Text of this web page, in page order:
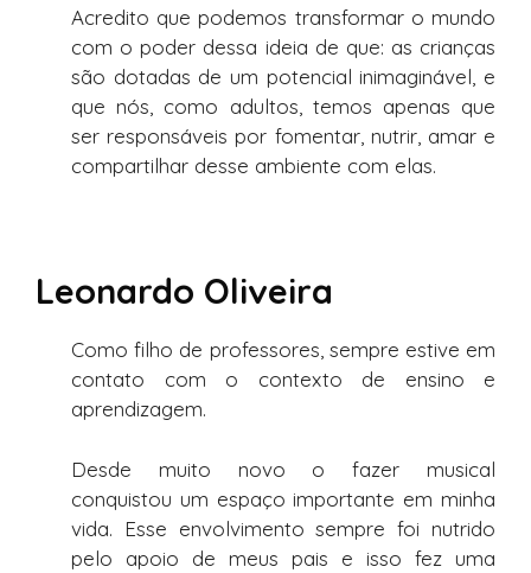
Acredito que podemos transformar o mundo
com o poder dessa ideia de que: as crianças
são dotadas de um potencial inimaginável, e
que nós, como adultos, temos apenas que
ser responsáveis por fomentar, nutrir, amar e
compartilhar desse ambiente com elas.
Leonardo Oliveira
Como filho de professores, sempre estive em
contato com o contexto de ensino e
aprendizagem.
Desde muito novo o fazer musical
conquistou um espaço importante em minha
vida. Esse envolvimento sempre foi nutrido
pelo apoio de meus pais e isso fez uma